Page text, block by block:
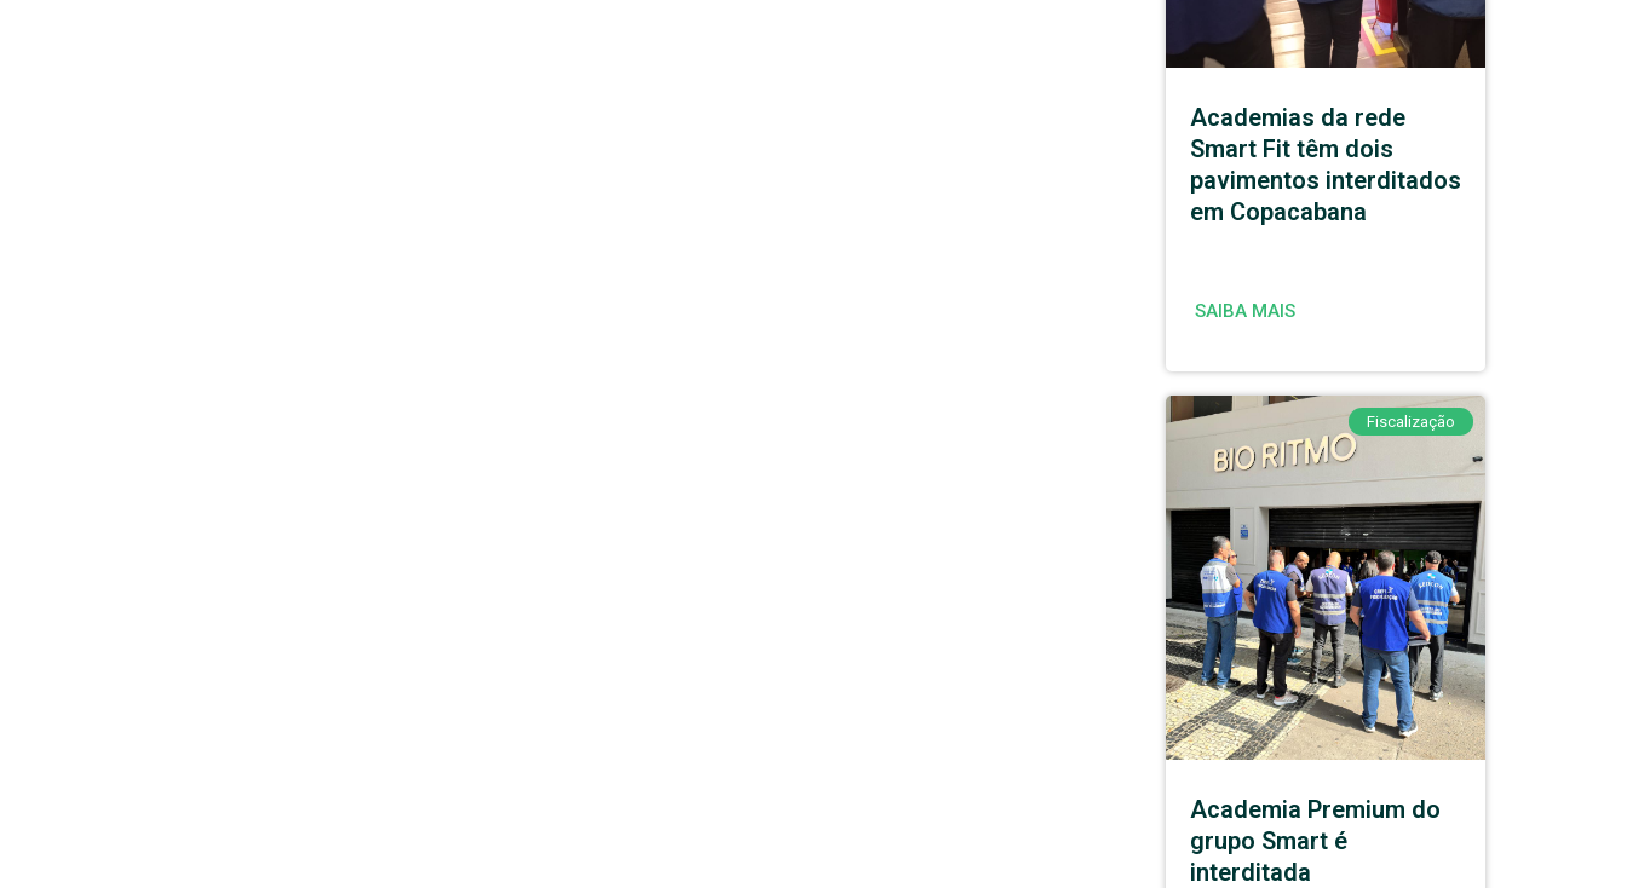
Academias da rede
Smart Fit têm dois
pavimentos interditados
em Copacabana
SAIBA MAIS
Fiscalização
Academia Premium do
grupo Smart é
interditada